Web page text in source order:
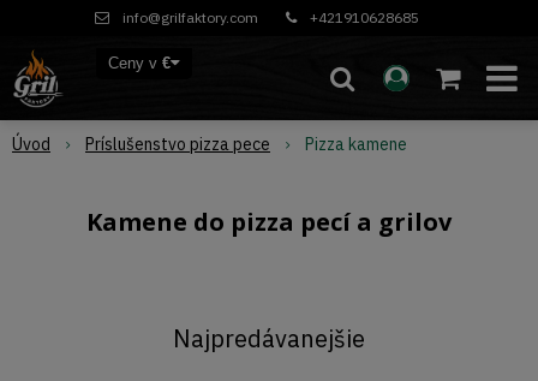
info@grilfaktory.com +421910628685
Ceny v €
Úvod Príslušenstvo pizza pece Pizza kamene
Kamene do pizza pecí a grilov
Najpredávanejšie